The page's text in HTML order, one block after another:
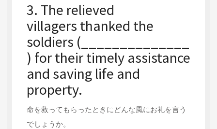
3. The relieved
villagers thanked the
soldiers (______________
) for their timely assistance
and saving life and
property.
命を救ってもらったときにどんな風にお礼を言う
でしょうか。